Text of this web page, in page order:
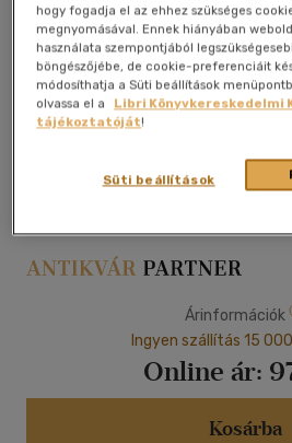
Árinformációk
Ingyen szállítás 15
Online ár:
Kosárba
hogy fogadja el az ehhez szükséges
megnyomásával. Ennek hiányában
használata szempontjából
böngészőjébe, de cookie-preferenciáit
módosíthatja a Süti beállítások
olvassa el a
Libri Könyvkereskedelmi
tájékoztatóját!
Süti beállítások